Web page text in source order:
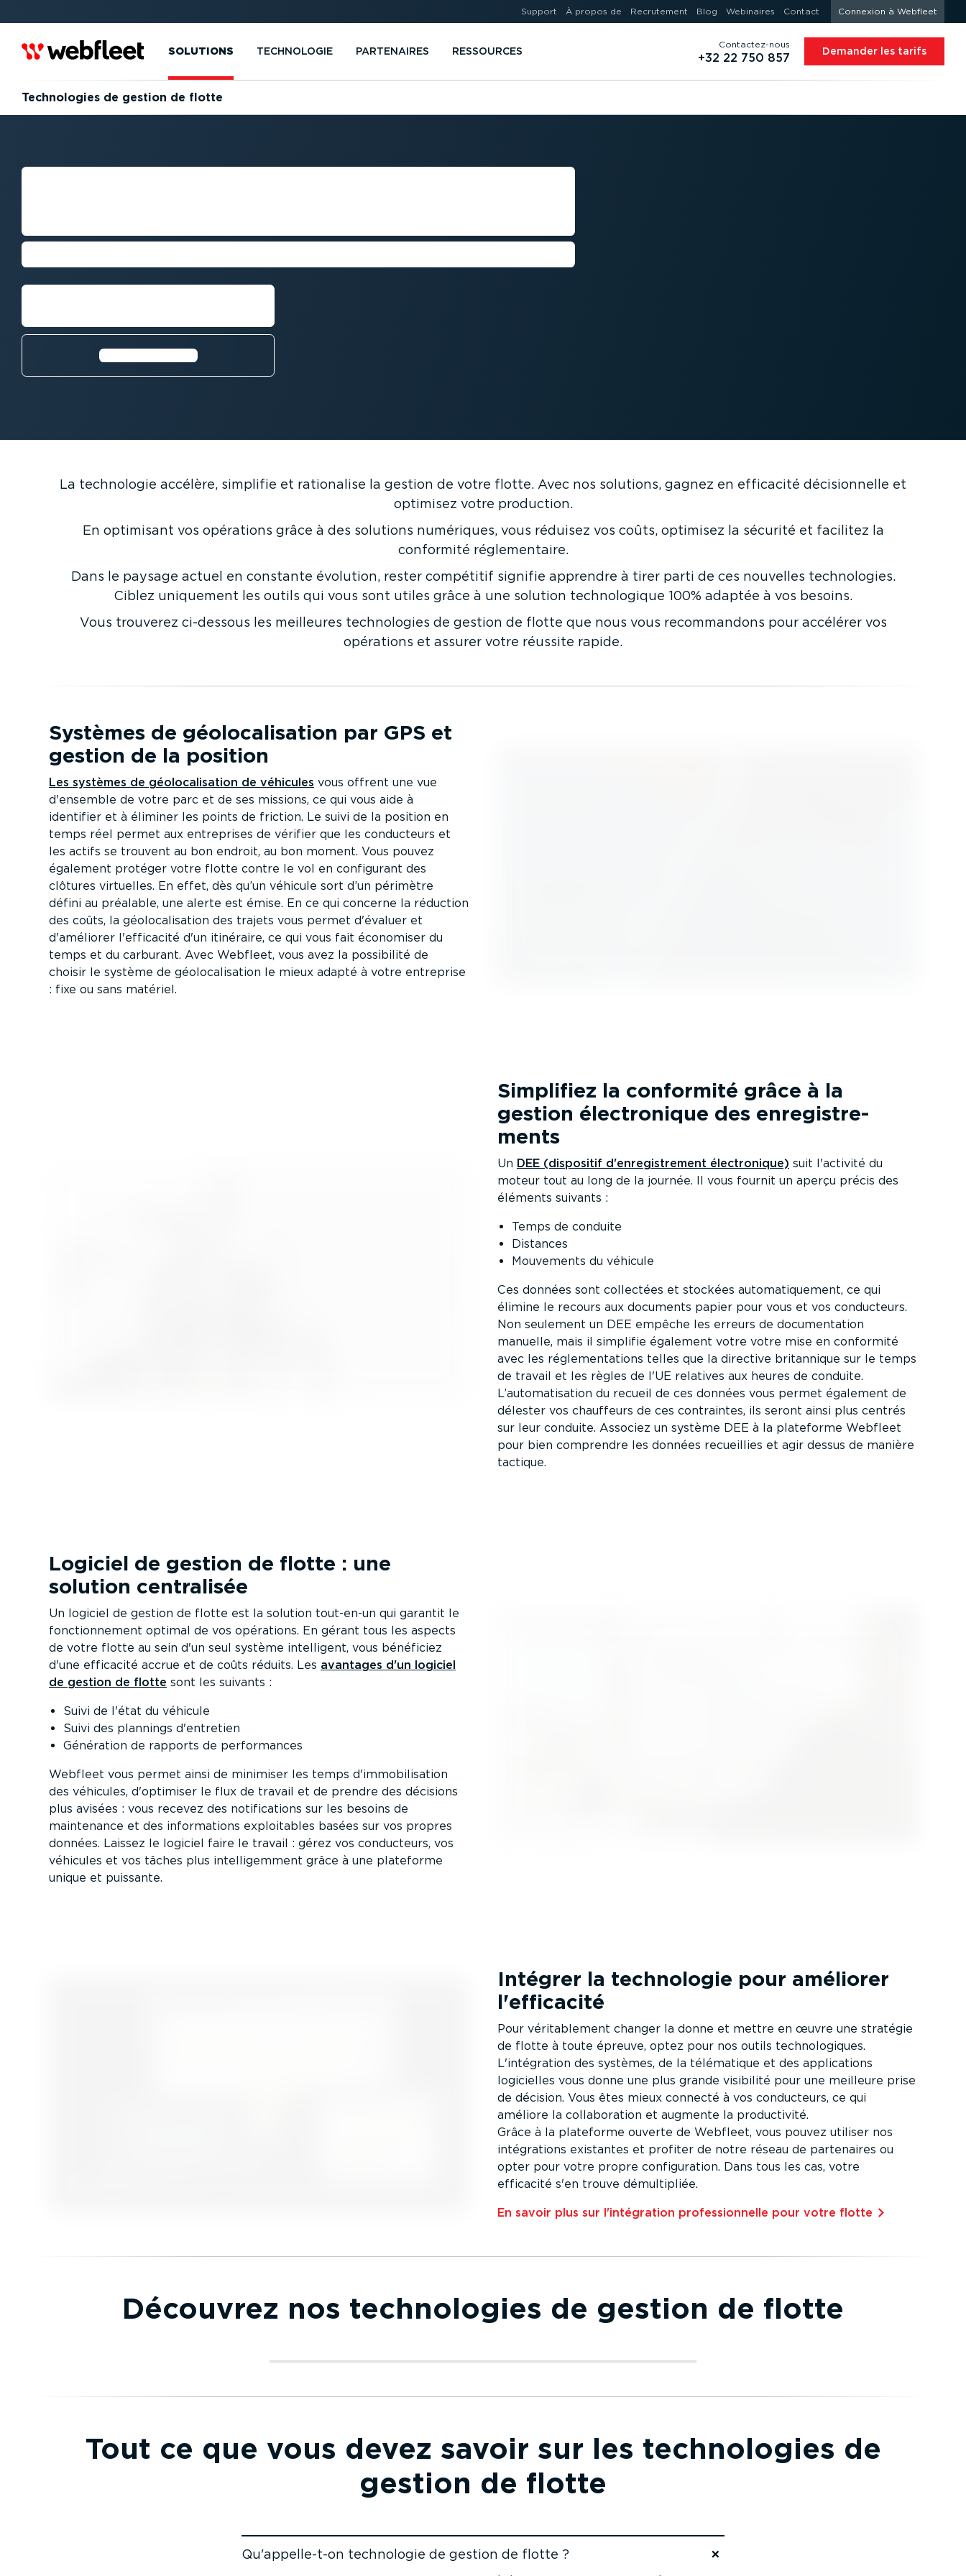
Support À propos de Recrutement Blog Webinaires Contact Connexion à Webfleet
SOLUTIONS TECHNOLOGIE PARTENAIRES RESSOURCES
Contac­tez-nous
+32 22 750 857 Demander les tarifs
Techno­logies de gestion de flotte
TECHNO­LOGIES DE GESTION
En savoir plus⁠
La technologie accélère, simplifie et rationalise la gestion de votre flotte. Avec nos solutions, gagnez en efficacité décision­nelle et
optimisez votre production.
En optimisant vos opérations grâce à des solutions numériques, vous réduisez vos coûts, optimisez la sécurité et facilitez la
conformité régle­men­taire.
Dans le paysage actuel en constante évolution, rester compétitif signifie apprendre à tirer parti de ces nouvelles techno­logies.
Ciblez uniquement les outils qui vous sont utiles grâce à une solution techno­lo­gique 100% adaptée à vos besoins.
Vous trouverez ci-dessous les meilleures techno­logies de gestion de flotte que nous vous recom­mandons pour accélérer vos
opérations et assurer votre réussite rapide.
Systèmes de géolo­ca­li­sation par GPS et
gestion de la position
Les systèmes de géolo­ca­li­sation de véhicules vous offrent une vue
d'ensemble de votre parc et de ses missions, ce qui vous aide à
identifier et à éliminer les points de friction. Le suivi de la position en
temps réel permet aux entreprises de vérifier que les conducteurs et
les actifs se trouvent au bon endroit, au bon moment. Vous pouvez
également protéger votre flotte contre le vol en configurant des
clôtures virtuelles. En effet, dès qu’un véhicule sort d’un périmètre
défini au préalable, une alerte est émise. En ce qui concerne la réduction
des coûts, la géolo­ca­li­sation des trajets vous permet d'évaluer et
d'améliorer l'efficacité d'un itinéraire, ce qui vous fait économiser du
temps et du carburant. Avec Webfleet, vous avez la possibilité de
choisir le système de géolo­ca­li­sation le mieux adapté à votre entreprise
: fixe ou sans matériel.
Simplifiez la conformité grâce à la
gestion électro­nique des enregis­tre­
ments
Un DEE (dispositif d'enregis­trement électro­nique) suit l'activité du
moteur tout au long de la journée. Il vous fournit un aperçu précis des
éléments suivants :
Temps de conduite
Distances
Mouvements du véhicule
Ces données sont collectées et stockées automa­ti­quement, ce qui
élimine le recours aux documents papier pour vous et vos conducteurs.
Non seulement un DEE empêche les erreurs de documen­tation
manuelle, mais il simplifie également votre votre mise en conformité
avec les régle­men­ta­tions telles que la directive britannique sur le temps
de travail et les règles de l'UE relatives aux heures de conduite.
L’automa­ti­sation du recueil de ces données vous permet également de
délester vos chauffeurs de ces contraintes, ils seront ainsi plus centrés
sur leur conduite. Associez un système DEE à la plateforme Webfleet
pour bien comprendre les données recueillies et agir dessus de manière
tactique.
Logiciel de gestion de flotte : une
solution centralisée
Un logiciel de gestion de flotte est la solution tout-en-un qui garantit le
fonction­nement optimal de vos opérations. En gérant tous les aspects
de votre flotte au sein d'un seul système intelligent, vous bénéficiez
d'une efficacité accrue et de coûts réduits. Les avantages d'un logiciel
de gestion de flotte sont les suivants :
Suivi de l'état du véhicule
Suivi des plannings d'entretien
Génération de rapports de perfor­mances
Webfleet vous permet ainsi de minimiser les temps d'immobi­li­sation
des véhicules, d'optimiser le flux de travail et de prendre des décisions
plus avisées : vous recevez des notifi­ca­tions sur les besoins de
maintenance et des infor­ma­tions exploi­tables basées sur vos propres
données. Laissez le logiciel faire le travail : gérez vos conducteurs, vos
véhicules et vos tâches plus intel­li­gemment grâce à une plateforme
unique et puissante.
Intégrer la technologie pour améliorer
l'efficacité
Pour vérita­blement changer la donne et mettre en œuvre une stratégie
de flotte à toute épreuve, optez pour nos outils techno­lo­giques.
L'intégration des systèmes, de la télématique et des appli­ca­tions
logicielles vous donne une plus grande visibilité pour une meilleure prise
de décision. Vous êtes mieux connecté à vos conducteurs, ce qui
améliore la colla­bo­ration et augmente la produc­tivité.
Grâce à la plateforme ouverte de Webfleet, vous pouvez utiliser nos
intégra­tions existantes et profiter de notre réseau de partenaires ou
opter pour votre propre confi­gu­ration. Dans tous les cas, votre
efficacité s'en trouve démul­ti­pliée.
En savoir plus sur l'intégration profes­sion­nelle pour votre flotte⁠
Découvrez nos techno­logies de gestion de flotte
Géolo­ca­li­sation par caméra
embarquée
embarquée
Géolo­ca­li­sation par application
mobile
application mobile
Tout ce que vous devez savoir sur les techno­logies de
gestion de flotte
Qu'appel­le-t-on technologie de gestion de flotte ?